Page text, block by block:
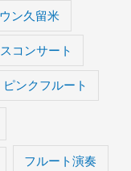
ン久留米
コンサート
ピンクフルート
フルート演奏